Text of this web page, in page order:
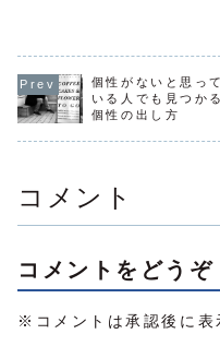
る方がFacebook
を使っているな
ら、当然
Facebookは使っ
ールをが
い、あれ
となって
すかね
は、投稿
しまうフ
個性がないと思って
いる人でも見つかる
個性の出し方
コメント
コメントをどうぞ
※コメントは承認後に表